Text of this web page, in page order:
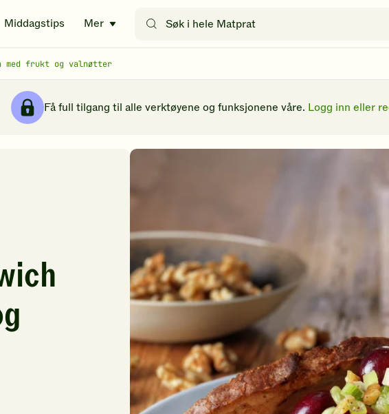
Middagstips Mer
etter
med frukt og valnøtter
Få full tilgang til alle verktøyene og funksjonene våre. Logg inn eller